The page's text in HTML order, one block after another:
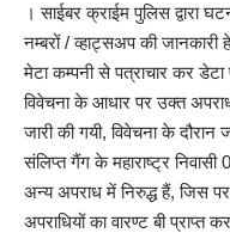
। साईबर क्राईम पुलिस द्वारा
नम्बरों / व्हाट्सअप की जानकारी
मेटा कम्पनी से पत्राचार कर डेटा
विवेचना के आधार पर उक्त
जारी की गयी, विवेचना के
संलिप्त गैंग के महाराष्ट्र निवासी
अन्य अपराध में निरुद्ध हैं, जिस पर
अपराधियों का वारण्ट बी प्राप्त